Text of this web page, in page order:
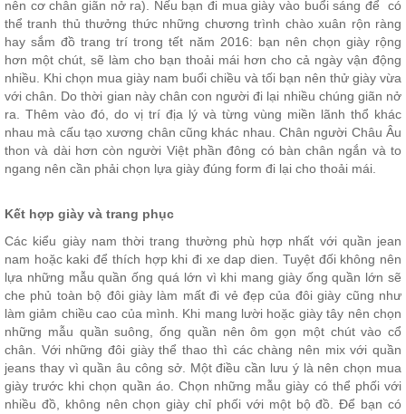
nên cơ chân giãn nở ra). Nếu bạn đi mua giày vào buổi sáng để có
thể tranh thủ thưởng thức những chương trình chào xuân rộn ràng
hay sắm đồ trang trí trong tết năm 2016: bạn nên chọn giày rộng
hơn một chút, sẽ làm cho bạn thoải mái hơn cho cả ngày vận động
nhiều. Khi chọn mua giày nam buổi chiều và tối bạn nên thử giày vừa
với chân. Do thời gian này chân con người đi lại nhiều chúng giãn nở
ra. Thêm vào đó, do vị trí địa lý và từng vùng miền lãnh thổ khác
nhau mà cấu tạo xương chân cũng khác nhau. Chân người Châu Âu
thon và dài hơn còn người Việt phần đông có bàn chân ngắn và to
ngang nên cần phải chọn lựa giày đúng form đi lại cho thoải mái.
Kết hợp giày và trang phục
Các kiểu giày nam thời trang thường phù hợp nhất với quần jean
nam hoặc kaki để thích hợp khi đi xe dap dien. Tuyệt đối không nên
lựa những mẫu quần ống quá lớn vì khi mang giày ống quần lớn sẽ
che phủ toàn bộ đôi giày làm mất đi vẻ đẹp của đôi giày cũng như
làm giảm chiều cao của mình. Khi mang lười hoặc giày tây nên chọn
những mẫu quần suông, ống quần nên ôm gọn một chút vào cổ
chân. Với những đôi giày thể thao thì các chàng nên mix với quần
jeans thay vì quần âu công sở. Một điều cần lưu ý là nên chọn mua
giày trước khi chọn quần áo. Chọn những mẫu giày có thể phối với
nhiều đồ, không nên chọn giày chỉ phối với một bộ đồ. Để bạn có